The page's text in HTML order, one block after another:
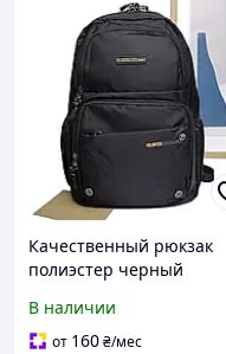
Качественный рюкзак
полиэстер черный
Volunteer (Китай)
В наличии
от 160₴/мес